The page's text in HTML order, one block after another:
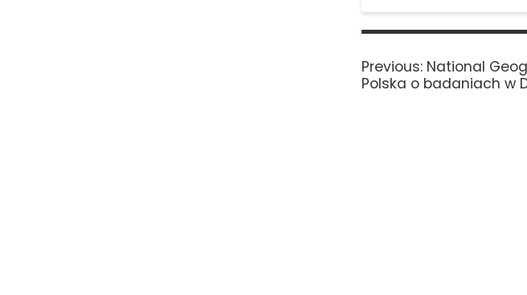
Nawigacja
Previous: Previous
post:
National
Polska o badaniach w